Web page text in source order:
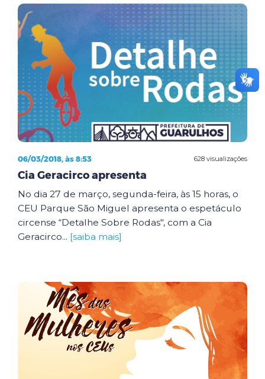
628 visualizações
06/03/2018, às 8:53
Cia Geracirco apresenta
No dia 27 de março, segunda-feira, às 15 horas, o
CEU Parque São Miguel apresenta o espetáculo
circense “Detalhe Sobre Rodas", com a Cia
Geracirco... [saiba mais]